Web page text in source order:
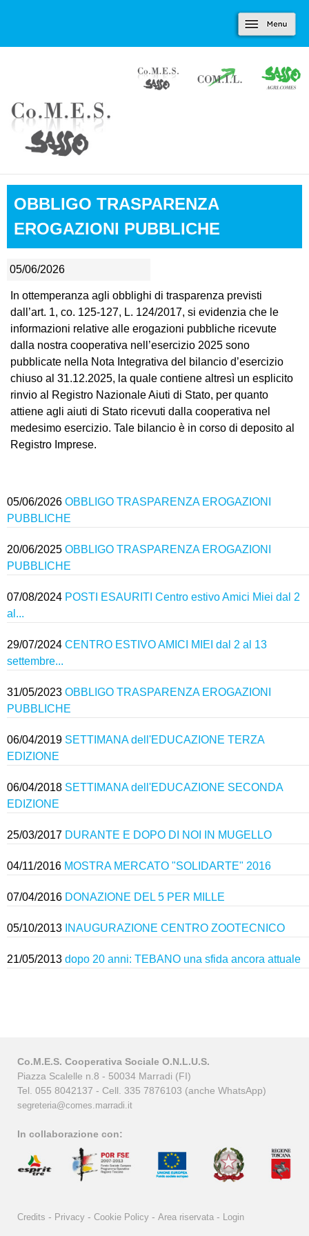
OBBLIGO TRASPARENZA
EROGAZIONI PUBBLICHE
05/06/2026
In ottemperanza agli obblighi di trasparenza previsti
dall’art. 1, co. 125-127, L. 124/2017, si evidenzia che le
informazioni relative alle erogazioni pubbliche ricevute
dalla nostra cooperativa nell’esercizio 2025 sono
pubblicate nella Nota Integrativa del bilancio d’esercizio
chiuso al 31.12.2025, la quale contiene altresì un esplicito
rinvio al Registro Nazionale Aiuti di Stato, per quanto
attiene agli aiuti di Stato ricevuti dalla cooperativa nel
medesimo esercizio. Tale bilancio è in corso di deposito al
Registro Imprese.
05/06/2026 OBBLIGO TRASPARENZA EROGAZIONI
PUBBLICHE
20/06/2025 OBBLIGO TRASPARENZA EROGAZIONI
PUBBLICHE
07/08/2024 POSTI ESAURITI Centro estivo Amici Miei dal 2
al...
29/07/2024 CENTRO ESTIVO AMICI MIEI dal 2 al 13
settembre...
31/05/2023 OBBLIGO TRASPARENZA EROGAZIONI
PUBBLICHE
06/04/2019 SETTIMANA dell'EDUCAZIONE TERZA
EDIZIONE
06/04/2018 SETTIMANA dell'EDUCAZIONE SECONDA
EDIZIONE
25/03/2017 DURANTE E DOPO DI NOI IN MUGELLO
04/11/2016 MOSTRA MERCATO "SOLIDARTE" 2016
07/04/2016 DONAZIONE DEL 5 PER MILLE
05/10/2013 INAUGURAZIONE CENTRO ZOOTECNICO
21/05/2013 dopo 20 anni: TEBANO una sfida ancora attuale
Co.M.E.S. Cooperativa Sociale O.N.L.U.S.
Piazza Scalelle n.8 - 50034 Marradi (FI)
Tel. 055 8042137 - Cell. 335 7876103 (anche WhatsApp)
segreteria@comes.marradi.it
In collaborazione con:
Credits - Privacy - Cookie Policy - Area riservata - Login